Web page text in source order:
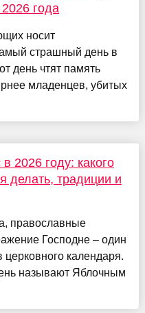
года
носит
страшный день в
день чтят память
младенцев, убитых
2026 году: какого
делать, традиции и
православные
Господне – один
церковного календаря.
называют Яблочным